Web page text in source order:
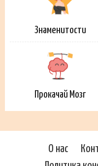
Знаменитости
Прокачай Мозг
О нас